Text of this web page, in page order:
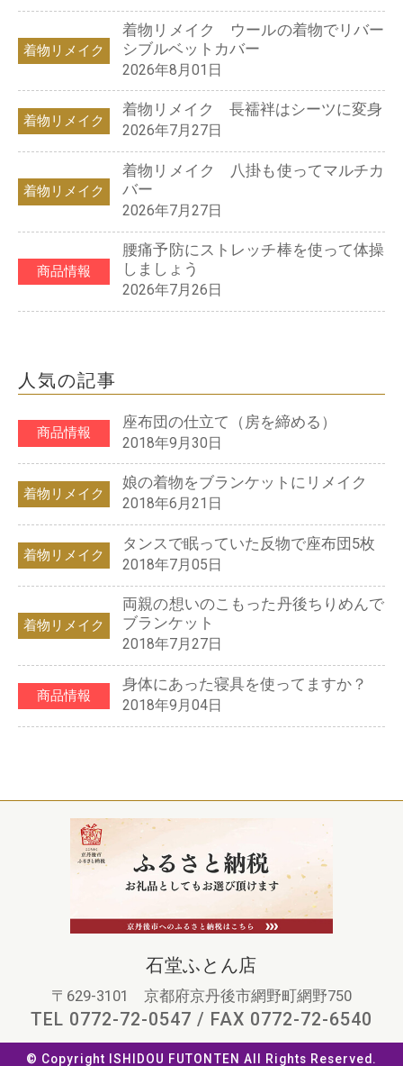
着物リメイク
着物リメイク ウールの着物でリバー
シブルベットカバー
2026年8月01日
着物リメイク
着物リメイク 長襦袢はシーツに変身
2026年7月27日
着物リメイク
着物リメイク 八掛も使ってマルチカ
バー
2026年7月27日
商品情報
腰痛予防にストレッチ棒を使って体操
しましょう
2026年7月26日
人気の記事
商品情報
座布団の仕立て（房を締める）
2018年9月30日
着物リメイク
娘の着物をブランケットにリメイク
2018年6月21日
着物リメイク
タンスで眠っていた反物で座布団5枚
2018年7月05日
着物リメイク
両親の想いのこもった丹後ちりめんで
ブランケット
2018年7月27日
商品情報
身体にあった寝具を使ってますか？
2018年9月04日
石堂ふとん店
〒629-3101 京都府京丹後市網野町網野750
TEL 0772-72-0547 / FAX 0772-72-6540
© Copyright ISHIDOU FUTONTEN All Rights Reserved.